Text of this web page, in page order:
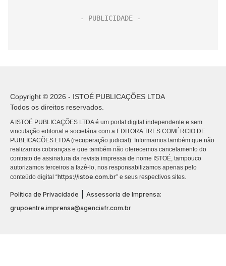
Copyright © 2026 - ISTOÉ PUBLICAÇÕES LTDA
Todos os direitos reservados.
A ISTOÉ PUBLICAÇÕES LTDA é um portal digital independente e sem
vinculação editorial e societária com a EDITORA TRES COMÉRCIO DE
PUBLICACÕES LTDA (recuperação judicial). Informamos também que não
realizamos cobranças e que também não oferecemos cancelamento do
contrato de assinatura da revista impressa de nome ISTOÉ, tampouco
autorizamos terceiros a fazê-lo, nos responsabilizamos apenas pelo
conteúdo digital “https://istoe.com.br” e seus respectivos sites.
Política de Privacidade | Assessoria de Imprensa:
grupoentre.imprensa@agenciafr.com.br